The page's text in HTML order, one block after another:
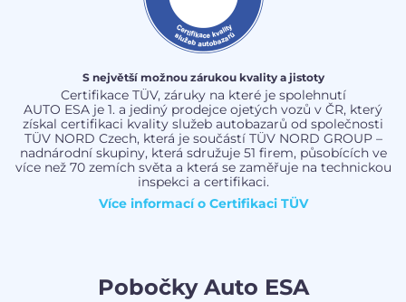
S největší možnou zárukou kvality a jistoty
Certifikace TÜV, záruky na které je spolehnutí
AUTO ESA je 1. a jediný prodejce ojetých vozů v ČR, který
získal certifikaci kvality služeb autobazarů od společnosti
TÜV NORD Czech, která je součástí TÜV NORD GROUP –
nadnárodní skupiny, která sdružuje 51 firem, působících ve
více než 70 zemích světa a která se zaměřuje na technickou
inspekci a certifikaci.
Více informací o Certifikaci TÜV
Pobočky Auto ESA